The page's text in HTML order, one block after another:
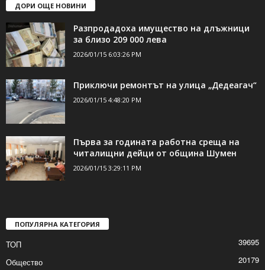
ДОРИ ОЩЕ НОВИНИ
Разпродадоха имущество на длъжници
за близо 209 000 лева
2026/01/15 6:03:26 PM
Приключи ремонтът на улица „Дедеагач“
2026/01/15 4:48:20 PM
Първа за годината работна среща на
читалищни дейци от община Шумен
2026/01/15 3:29:11 PM
ПОПУЛЯРНА КАТЕГОРИЯ
ТОП
39695
Общество
20179